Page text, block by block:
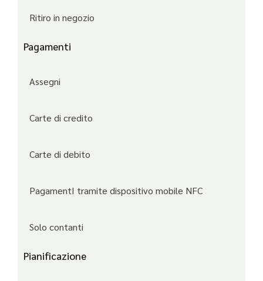
Ritiro in negozio
Pagamenti
Assegni
Carte di credito
Carte di debito
PagamentI tramite dispositivo mobile NFC
Solo contanti
Pianificazione